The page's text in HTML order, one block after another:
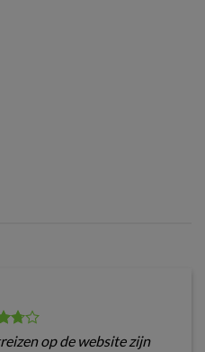
op de website zijn